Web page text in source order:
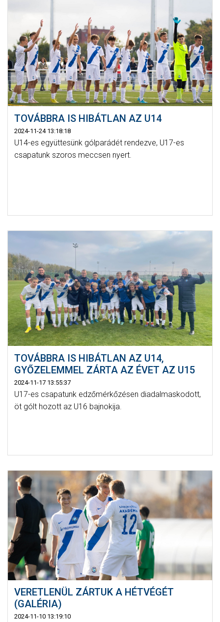
TOVÁBBRA IS HIBÁTLAN AZ U14
2024-11-24 13:18:18
U14-es együttesünk gólparádét rendezve, U17-es
csapatunk szoros meccsen nyert.
TOVÁBBRA IS HIBÁTLAN AZ U14,
GYŐZELEMMEL ZÁRTA AZ ÉVET AZ U15
2024-11-17 13:55:37
U17-es csapatunk edzőmérkőzésen diadalmaskodott,
öt gólt hozott az U16 bajnokija.
VERETLENÜL ZÁRTUK A HÉTVÉGÉT
(GALÉRIA)
2024-11-10 13:19:10